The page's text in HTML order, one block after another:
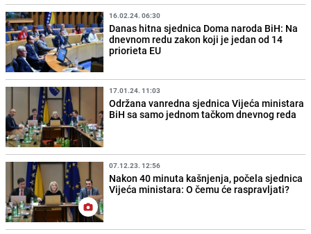
16.02.24. 06:30
Danas hitna sjednica Doma naroda BiH: Na
dnevnom redu zakon koji je jedan od 14
priorieta EU
17.01.24. 11:03
Održana vanredna sjednica Vijeća ministara
BiH sa samo jednom tačkom dnevnog reda
07.12.23. 12:56
Nakon 40 minuta kašnjenja, počela sjednica
Vijeća ministara: O čemu će raspravljati?